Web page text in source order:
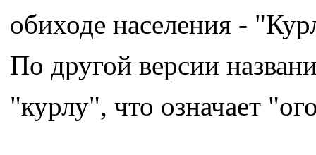
обиходе населения -
По другой версии
"курлу", что означает